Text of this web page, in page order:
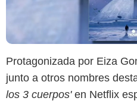
Protagonizada por Eiza
junto a otros nombres
los 3 cuerpos' en Netflix